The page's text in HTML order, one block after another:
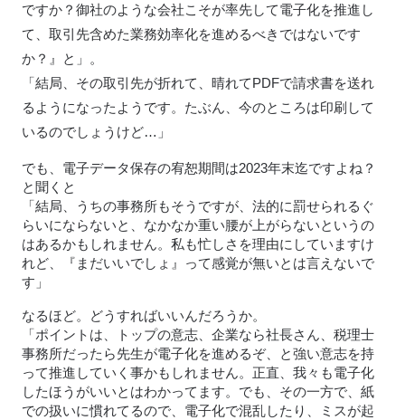
ですか？御社のような会社こそが率先して電子化を推進し
て、取引先含めた業務効率化を進めるべきではないです
か？』と」。
「結局、その取引先が折れて、晴れてPDFで請求書を送れ
るようになったようです。たぶん、今のところは印刷して
いるのでしょうけど…」
でも、電子データ保存の宥恕期間は2023年末迄ですよね？
と聞くと
「結局、うちの事務所もそうですが、法的に罰せられるぐ
らいにならないと、なかなか重い腰が上がらないというの
はあるかもしれません。私も忙しさを理由にしていますけ
れど、『まだいいでしょ』って感覚が無いとは言えないで
す」
なるほど。どうすればいいんだろうか。
「ポイントは、トップの意志、企業なら社長さん、税理士
事務所だったら先生が電子化を進めるぞ、と強い意志を持
って推進していく事かもしれません。正直、我々も電子化
したほうがいいとはわかってます。でも、その一方で、紙
での扱いに慣れてるので、電子化で混乱したり、ミスが起